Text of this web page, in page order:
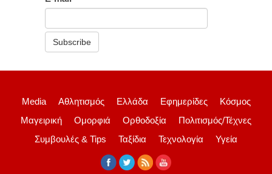
Subscribe
Media Αθλητισμός Ελλάδα Εφημερίδες
Κόσμος
Μαγειρική
Ομορφιά Ορθοδοξία
Πολιτισμός/Τέχνες
Συμβουλές & Tips
Ταξίδια Τεχνολογία Υγεία